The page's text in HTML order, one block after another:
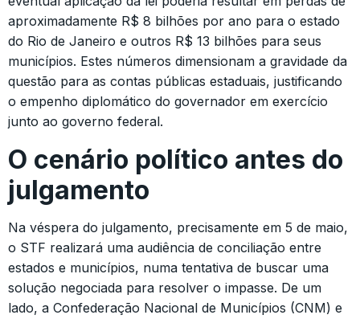
aproximadamente R$ 8 bilhões por ano para o estado
do Rio de Janeiro e outros R$ 13 bilhões para seus
municípios. Estes números dimensionam a gravidade da
questão para as contas públicas estaduais, justificando
o empenho diplomático do governador em exercício
junto ao governo federal.
O cenário político antes do
julgamento
Na véspera do julgamento, precisamente em 5 de maio,
o STF realizará uma audiência de conciliação entre
estados e municípios, numa tentativa de buscar uma
solução negociada para resolver o impasse. De um
lado, a Confederação Nacional de Municípios (CNM) e